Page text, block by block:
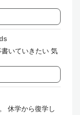
いていきたい 気
休学から復学し